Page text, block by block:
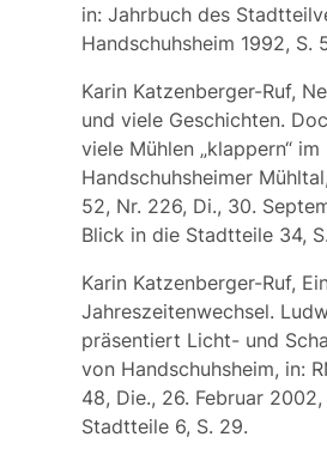
in: Jahrbuch des
Handschuhsheim 1992, S.
Karin Katzenberger-Ruf,
und viele Geschichten.
viele Mühlen „klappern“ im
Handschuhsheimer
52, Nr. 226, Di., 30.
Blick in die Stadtteile 34,
Karin Katzenberger-Ruf,
Jahreszeitenwechsel.
präsentiert Licht- und
von Handschuhsheim, in:
48, Die., 26. Februar
Stadtteile 6, S. 29.